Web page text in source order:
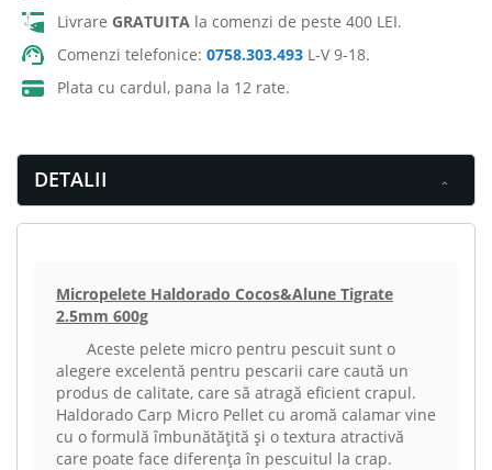
Livrare GRATUITA la comenzi de peste 400 LEI.
Comenzi telefonice: 0758.303.493 L-V 9-18.
Plata cu cardul, pana la 12 rate.
DETALII
Micropelete Haldorado Cocos&Alune Tigrate
2.5mm 600g
Aceste pelete micro pentru pescuit sunt o
alegere excelentă pentru pescarii care caută un
produs de calitate, care să atragă eficient crapul.
Haldorado Carp Micro Pellet cu aromă calamar vine
cu o formulă îmbunătățită și o textura atractivă
care poate face diferența în pescuitul la crap.